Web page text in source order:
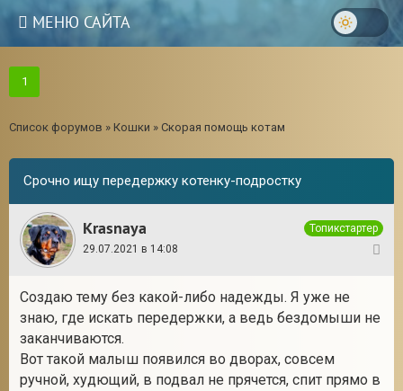
МЕНЮ САЙТА
1
Список форумов » Кошки » Скорая помощь котам
Срочно ищу передержку котенку-подростку
Krasnaya
Топикстартер
29.07.2021 в 14:08
Создаю тему без какой-либо надежды. Я уже не
знаю, где искать передержки, а ведь бездомыши не
заканчиваются.
Вот такой малыш появился во дворах, совсем
ручной, худющий, в подвал не прячется, спит прямо в